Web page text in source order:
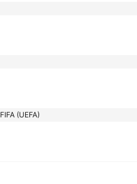
(UEFA)